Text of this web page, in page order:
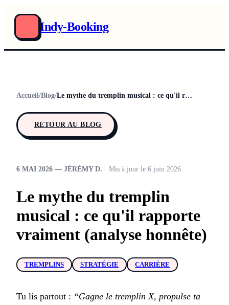
Indy-Booking
Accueil/Blog/ Le mythe du tremplin musical : ce qu'il rapporte vraiment (analyse honnête)
RETOUR AU BLOG
6 MAI 2026 — JÉRÉMY D. · Mis à jour le 6 juin 2026
Le mythe du tremplin
musical : ce qu'il rapporte
vraiment (analyse honnête)
TREMPLINS STRATÉGIE CARRIÈRE
Tu lis partout : “Gagne le tremplin X, propulse ta